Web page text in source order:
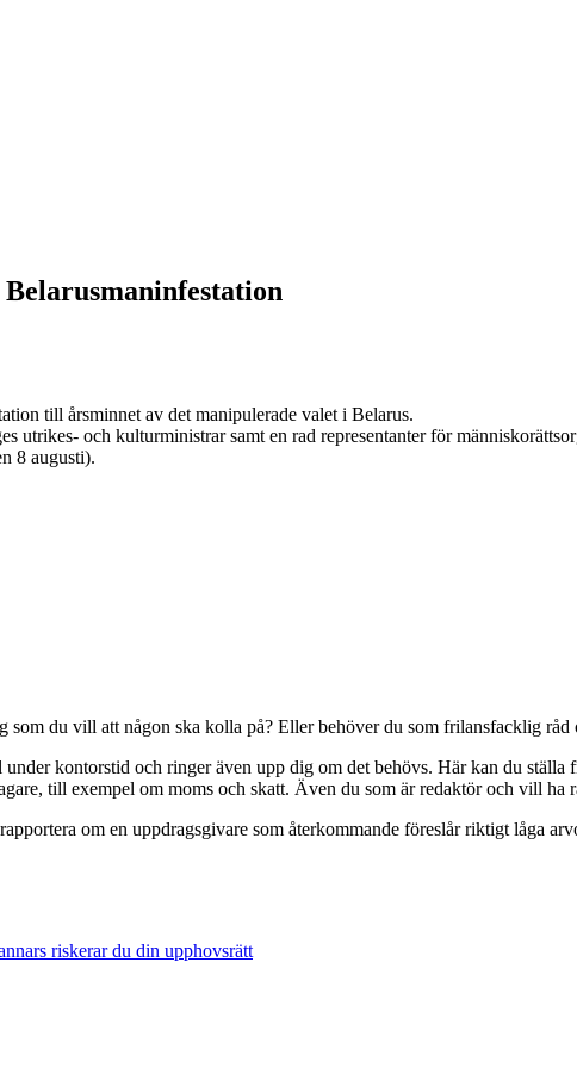
till årsminnet av det manipulerade valet i Belarus.
utrikes- och kulturministrar samt en rad representanter för
8 augusti).
du vill att någon ska kolla på? Eller behöver du som frilansfacklig
under kontorstid och ringer även upp dig om det behövs. Här kan du
till exempel om moms och skatt. Även du som är redaktör och vill ha
om en uppdragsgivare som återkommande föreslår riktigt låga
riskerar du din upphovsrätt